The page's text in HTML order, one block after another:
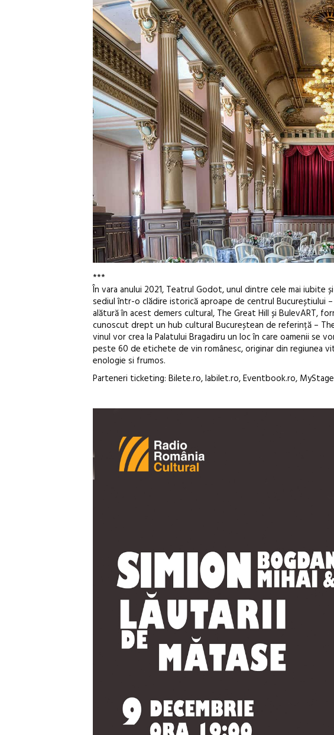
***
În vara anului 2021, Teatrul Godot, unul dintre cele mai
sediul într-o clădire istorică aproape de centrul Bucureștiului
alătură în acest demers cultural, The Great Hill și BulevART,
cunoscut drept un hub cultural Bucureștean de referință –
vinul vor crea la Palatului Bragadiru un loc în care oamenii
peste 60 de etichete de vin românesc, originar din regiunea
enologie si frumos.
Parteneri ticketing: Bilete.ro, Iabilet.ro, Eventbook.ro,